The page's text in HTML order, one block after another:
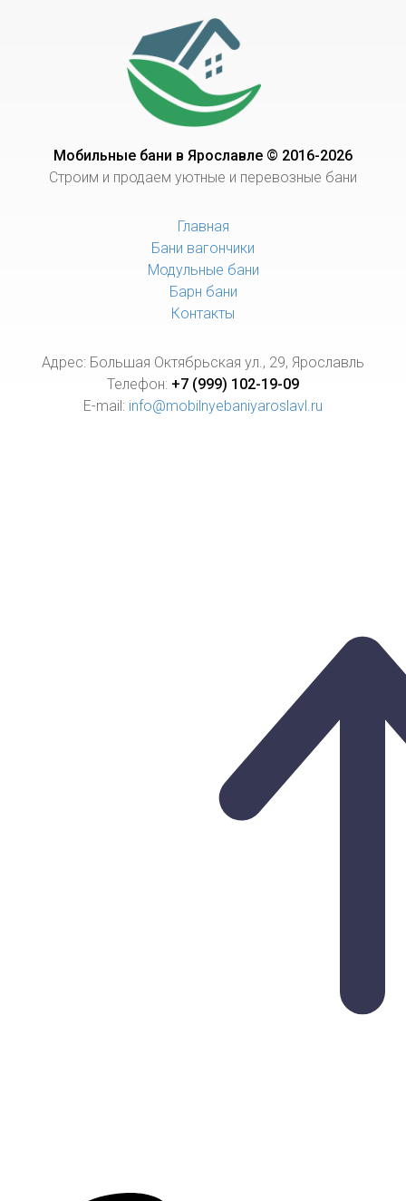
Мобильные бани в Ярославле © 2016-2026
Строим и продаем уютные и перевозные бани
Главная
Бани вагончики
Модульные бани
Барн бани
Контакты
Адрес: Большая Октябрьская ул., 29, Ярославль
Телефон: +7 (999) 102-19-09
E-mail: info@mobilnyebaniyaroslavl.ru